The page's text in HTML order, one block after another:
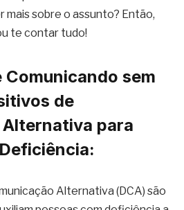
mais sobre o assunto? Então,
te contar tudo!
Comunicando sem
de
para
Alternativa (DCA) são